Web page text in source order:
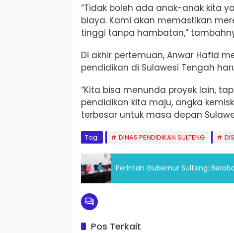
“Tidak boleh ada anak-anak kita
biaya. Kami akan memastikan
tinggi tanpa hambatan,”
Di akhir pertemuan, Anwar Hafid
pendidikan di Sulawesi Tengah
“Kita bisa menunda proyek lain,
pendidikan kita maju, angka
terbesar untuk masa depan
Tag: DINAS PENDIDIKAN SULTENG
Perintah Gubernur Sulteng:
Pos Terkait